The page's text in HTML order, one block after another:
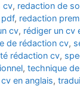
cv, redaction de
, redaction
cv, rédiger un cv
de rédaction cv,
rédaction cv,
, technique
en anglais,